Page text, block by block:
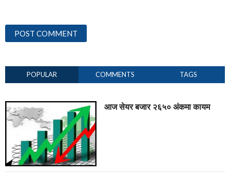
POPULAR COMMENTS TAGS
आज सेयर बजार २६५० अंकमा कायम